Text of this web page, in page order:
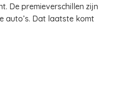
De premieverschillen zijn
auto’s. Dat laatste komt